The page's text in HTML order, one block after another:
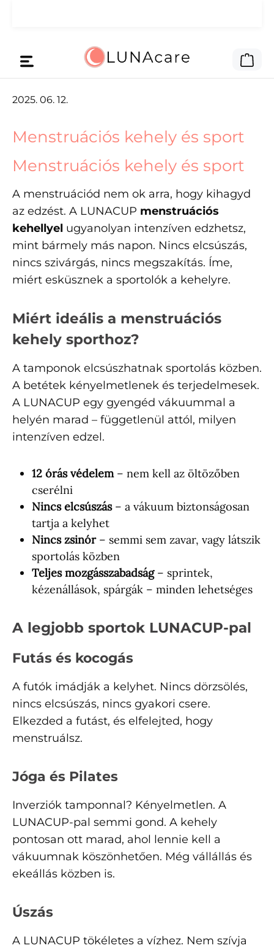
A
2025. 06. 12.
Menstruációs kehely és sport
Menstruációs kehely és sport
A menstruációd nem ok arra, hogy kihagyd
az edzést. A LUNACUP menstruációs
kehellyel ugyanolyan intenzíven edzhetsz,
mint bármely más napon. Nincs elcsúszás,
nincs szivárgás, nincs megszakítás. Íme,
miért esküsznek a sportolók a kehelyre.
Miért ideális a menstruációs
kehely sporthoz?
A tamponok elcsúszhatnak sportolás közben.
A betétek kényelmetlenek és terjedelmesek.
A LUNACUP egy gyengéd vákuummal a
helyén marad – függetlenül attól, milyen
intenzíven edzel.
12 órás védelem– nem kell az öltözőben
cserélni
Nincs elcsúszás– a vákuum biztonságosan
tartja a kelyhet
Nincs zsinór– semmi sem zavar, vagy látszik
sportolás közben
Teljes mozgásszabadság– sprintek,
kézenállások, spárgák – minden lehetséges
A legjobb sportok LUNACUP-pal
Futás és kocogás
A futók imádják a kelyhet. Nincs dörzsölés,
nincs elcsúszás, nincs gyakori csere.
Elkezded a futást, és elfelejted, hogy
menstruálsz.
Jóga és Pilates
Inverziók tamponnal? Kényelmetlen. A
LUNACUP-pal semmi gond. A kehely
pontosan ott marad, ahol lennie kell a
vákuumnak köszönhetően. Még vállállás és
ekeállás közben is.
Úszás
A LUNACUP tökéletes a vízhez. Nem szívja